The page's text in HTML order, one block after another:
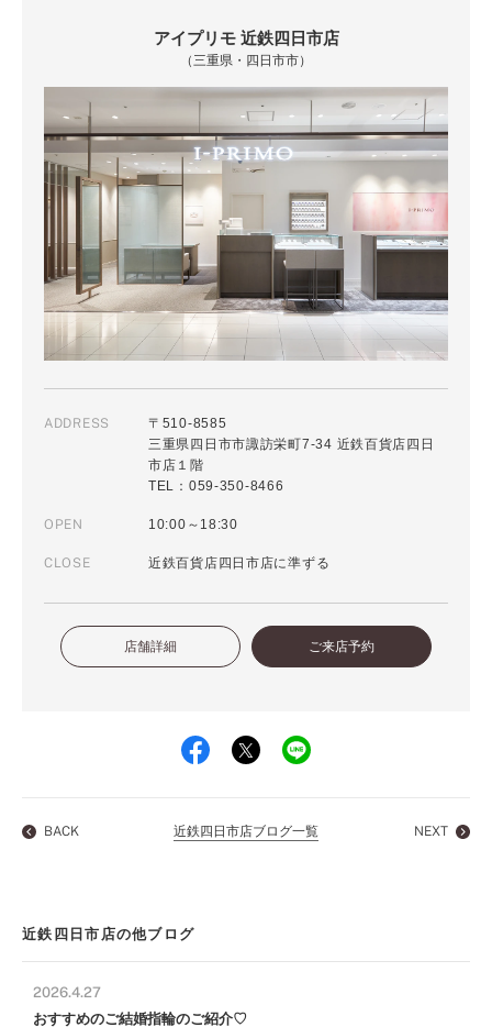
アイプリモ 近鉄四日市店
（三重県・四日市市）
ADDRESS
〒510-8585
三重県四日市市諏訪栄町7-34 近鉄百貨店四日
市店１階
TEL：059-350-8466
OPEN 10:00～18:30
CLOSE 近鉄百貨店四日市店に準ずる
店舗詳細 ご来店予約
BACK 近鉄四日市店ブログ一覧 NEXT
近鉄四日市店の他ブログ
2026.4.27
おすすめのご結婚指輪のご紹介♡